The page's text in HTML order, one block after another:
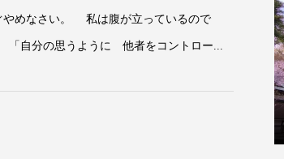
やめなさい。 私は腹が立っているので
分の思うように 他者をコントロー...